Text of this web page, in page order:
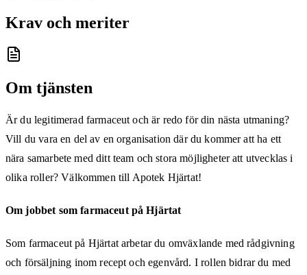
Krav och meriter
Om tjänsten
Är du legitimerad farmaceut och är redo för din nästa utmaning?
Vill du vara en del av en organisation där du kommer att ha ett
nära samarbete med ditt team och stora möjligheter att utvecklas i
olika roller? Välkommen till Apotek Hjärtat!
Om jobbet som farmaceut på Hjärtat
Som farmaceut på Hjärtat arbetar du omväxlande med rådgivning
och försäljning inom recept och egenvård. I rollen bidrar du med